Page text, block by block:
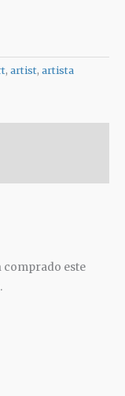
, artist, artista
comprado este